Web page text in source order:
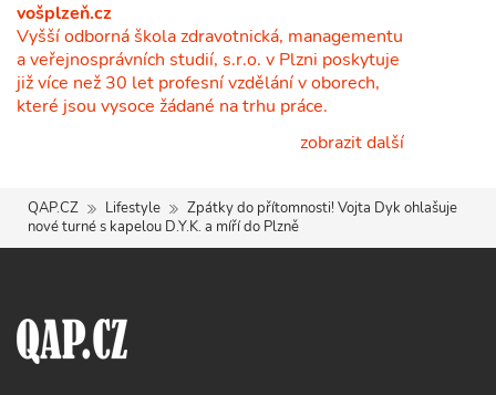
vošplzeň.cz
Vyšší odborná škola zdravotnická, managementu
a veřejnosprávních studií, s.r.o. v Plzni poskytuje
již více než 30 let profesní vzdělání v oborech,
které jsou vysoce žádané na trhu práce.
zobrazit další
QAP.CZ Lifestyle
Zpátky do přítomnosti! Vojta Dyk ohlašuje
nové turné s kapelou D.Y.K. a míří do Plzně